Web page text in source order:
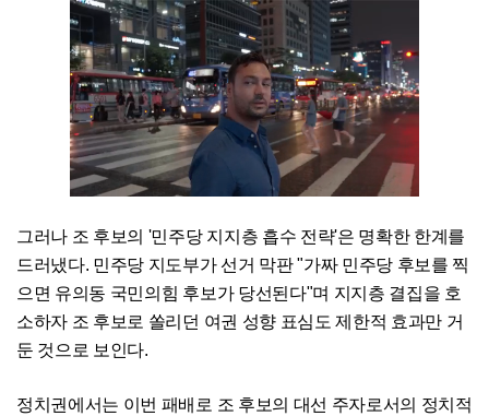
그러나 조 후보의 '민주당 지지층 흡수 전략'은 명확한 한계를
드러냈다. 민주당 지도부가 선거 막판 "가짜 민주당 후보를 찍
으면 유의동 국민의힘 후보가 당선된다"며 지지층 결집을 호
소하자 조 후보로 쏠리던 여권 성향 표심도 제한적 효과만 거
둔 것으로 보인다.
정치권에서는 이번 패배로 조 후보의 대선 주자로서의 정치적